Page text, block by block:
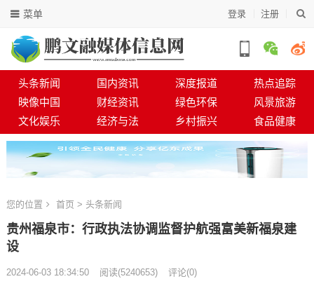
登录 注册
菜单
头条新闻 国内资讯 深度报道
热点追踪
映像中国
财经资讯 绿色环保
风景旅游
文化娱乐
经济与法 乡村振兴 食品健康
您的位置 首页 > 头条新闻
贵州福泉市：行政执法协调监督护航强富美新福泉建
设
2024-06-03 18:34:50 阅读(5240653) 评论(0)